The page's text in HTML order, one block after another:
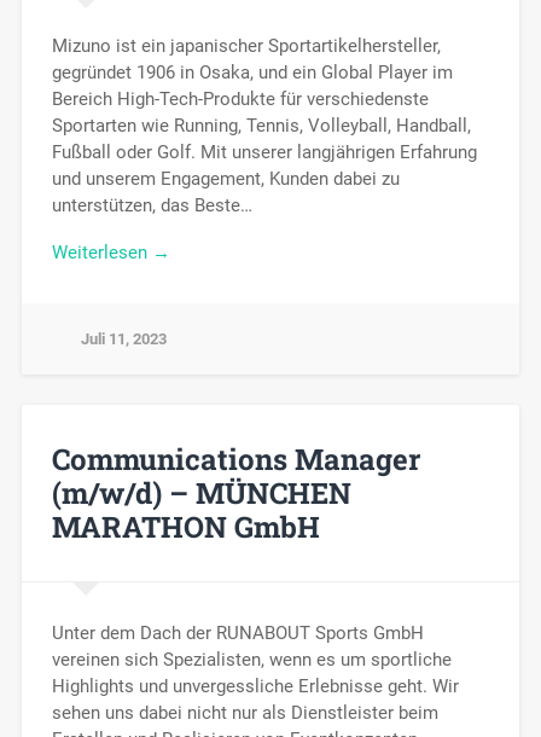
Mizuno ist ein japanischer Sportartikelhersteller,
gegründet 1906 in Osaka, und ein Global Player im
Bereich High-Tech-Produkte für verschiedenste
Sportarten wie Running, Tennis, Volleyball, Handball,
Fußball oder Golf. Mit unserer langjährigen Erfahrung
und unserem Engagement, Kunden dabei zu
unterstützen, das Beste…
Weiterlesen →
Juli 11, 2023
Communications Manager
(m/w/d) – MÜNCHEN
MARATHON GmbH
Unter dem Dach der RUNABOUT Sports GmbH
vereinen sich Spezialisten, wenn es um sportliche
Highlights und unvergessliche Erlebnisse geht. Wir
sehen uns dabei nicht nur als Dienstleister beim